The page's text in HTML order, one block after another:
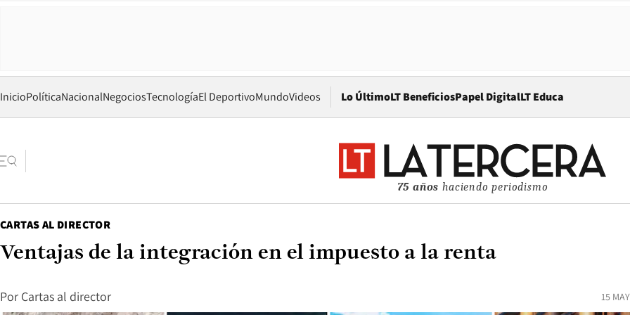
InicioPolíticaNacionalNegociosTecnologíaEl DeportivoMundoVideos Lo ÚltimoLT BeneficiosPapel DigitalOpens in new window
LT Educa
75 años haciendo periodismo
CARTAS AL DIRECTOR
Ventajas de la integración en el impuesto a la renta
Por Cartas al director 15